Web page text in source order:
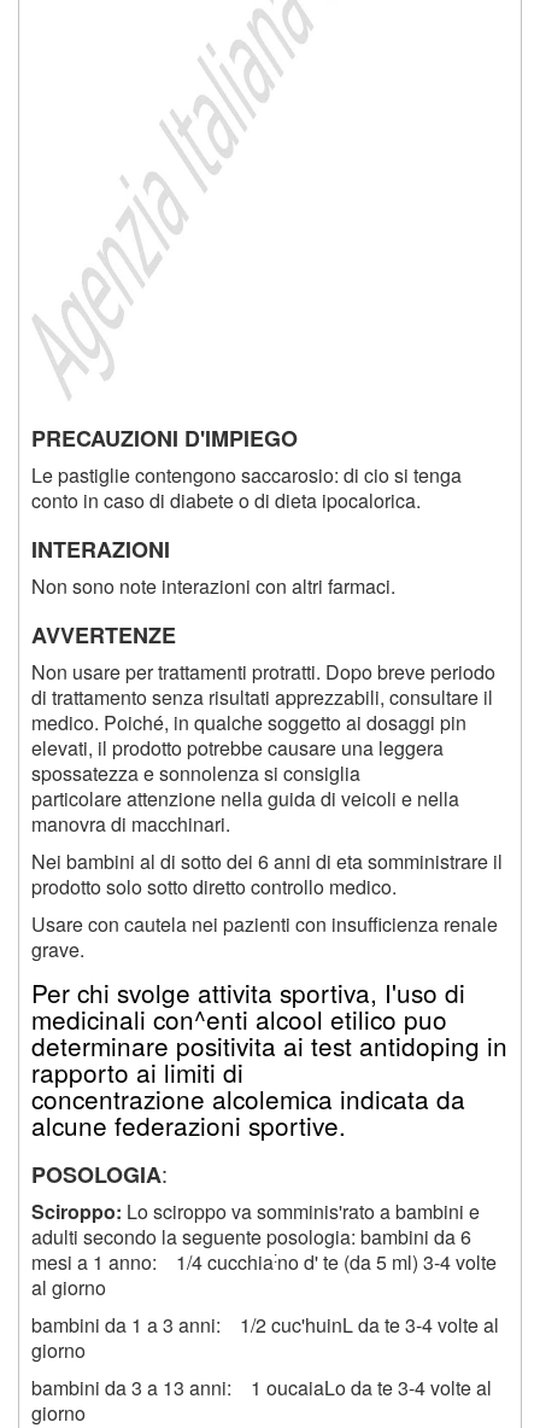
PRECAUZIONI D'IMPIEGO
Le pastiglie contengono saccarosio: di cio si tenga
conto in caso di diabete o di dieta ipocalorica.
INTERAZIONI
Non sono note interazioni con altri farmaci.
AVVERTENZE
Non usare per trattamenti protratti. Dopo breve periodo
di trattamento senza risultati apprezzabili, consultare il
medico. Poiché, in qualche soggetto ai dosaggi pin
elevati, il prodotto potrebbe causare una leggera
spossatezza e sonnolenza si consiglia
particolare attenzione nella guida di veicoli e nella
manovra di macchinari.
Nei bambini al di sotto dei 6 anni di eta somministrare il
prodotto solo sotto diretto controllo medico.
Usare con cautela nei pazienti con insufficienza renale
grave.
Per chi svolge attivita sportiva, I'uso di
medicinali con^enti alcool etilico puo
determinare positivita ai test antidoping in
rapporto ai limiti di
concentrazione alcolemica indicata da
alcune federazioni sportive.
POSOLOGIA:
Sciroppo: Lo sciroppo va somminis'rato a bambini e
adulti secondo la seguente posologia: bambini da 6
mesi a 1 anno: 1/4 cucchia:no d' te (da 5 ml) 3-4 volte
al giorno
bambini da 1 a 3 anni: 1/2 cuc'huinL da te 3-4 volte al
giorno
bambini da 3 a 13 anni: 1 oucaiaLo da te 3-4 volte al
giorno